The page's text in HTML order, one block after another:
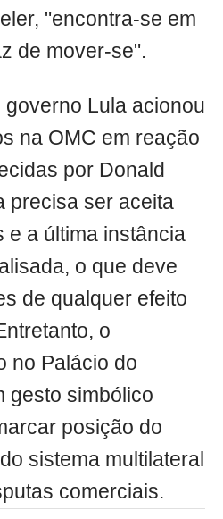
"encontra-se em
de mover-se".
governo Lula acionou
na OMC em reação
por Donald
precisa ser aceita
e a última instância
o que deve
de qualquer efeito
o
no Palácio do
gesto simbólico
posição do
sistema multilateral
comerciais.